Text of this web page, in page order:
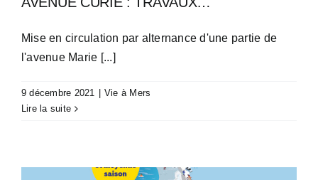
Mise en circulation par alternance d'une partie de
l'avenue Marie [...]
9 décembre 2021
Vie à Mers
Lire la suite